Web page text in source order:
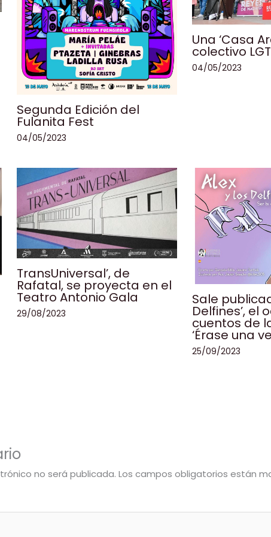
Segunda Edición del
Fulanita Fest
04/05/2023
Una ‘Casa
colectivo
04/05/2023
TransUniversal’, de
Rafatal, se proyecta en el
Teatro Antonio Gala
29/08/2023
Sale
Delfines’, el
cuentos de
‘Érase una
25/09/2023
no será publicada. Los campos obligatorios están